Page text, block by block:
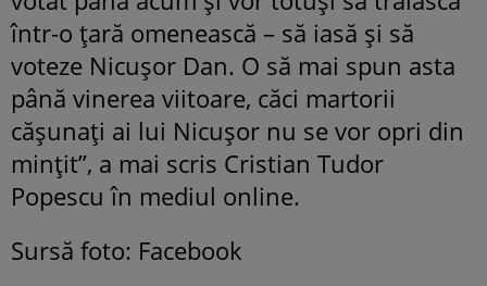
într-o țară omenească – să iasă și să
voteze Nicușor Dan. O să mai spun asta
până vinerea viitoare, căci martorii
cășunați ai lui Nicușor nu se vor opri din
mințit”, a mai scris Cristian Tudor
Popescu în mediul online.
Sursă foto: Facebook